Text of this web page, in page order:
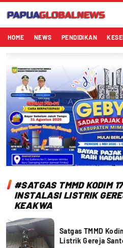
Papuaglobalnews.com
Menulis Fakta dengan Hati Bening
HOME NEWS PENDIDIKAN
#SATGAS TMMD KODIM
INSTALASI LISTRIK
KEAKWA
Satgas TMMD
Listrik Gereja